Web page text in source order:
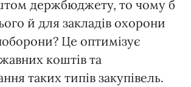
держбюджету, то чому б
й для закладів охорони
Це оптимізує
коштів та
таких типів закупівель.